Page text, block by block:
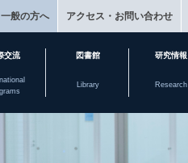
交流 図書館
Library
研究情報
Research
般の方へ アクセス・お問い合わせ